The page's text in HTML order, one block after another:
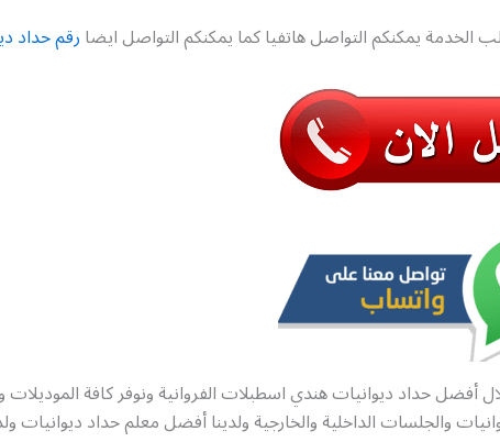
الخدمة يمكنكم التواصل هاتفيا كما يمكنكم التواصل ايضارقم حداد
أفضل حداد ديوانيات هندي اسطبلات الفروانية ونوفر كافة الموديلات
والجلسات الداخلية والخارجية ولدينا أفضل معلم حداد ديوانيات